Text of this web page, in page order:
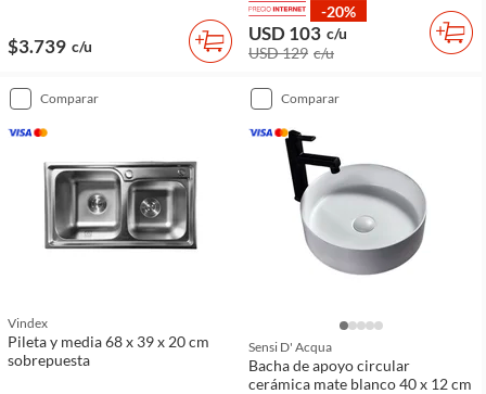
$3.739 c/u
-20%
USD 103 c/u
USD 129 c/u
comparar
Vindex
Pileta y media 68 x 39 x 20 cm
sobrepuesta
comparar
Sensi D' Acqua
Bacha de apoyo circular
cerámica mate blanco 40 x 12 cm